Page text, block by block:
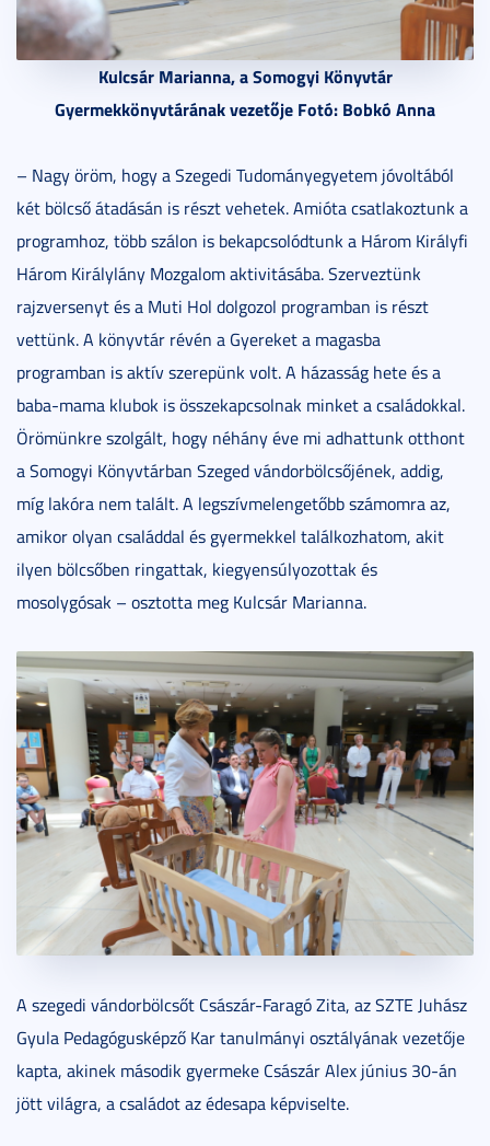
Kulcsár Marianna, a Somogyi Könyvtár
Gyermekkönyvtárának vezetője Fotó: Bobkó Anna
– Nagy öröm, hogy a Szegedi Tudományegyetem jóvoltából
két bölcső átadásán is részt vehetek. Amióta csatlakoztunk a
programhoz, több szálon is bekapcsolódtunk a Három Királyfi
Három Királylány Mozgalom aktivitásába. Szerveztünk
rajzversenyt és a Muti Hol dolgozol programban is részt
vettünk. A könyvtár révén a Gyereket a magasba
programban is aktív szerepünk volt. A házasság hete és a
baba-mama klubok is összekapcsolnak minket a családokkal.
Örömünkre szolgált, hogy néhány éve mi adhattunk otthont
a Somogyi Könyvtárban Szeged vándorbölcsőjének, addig,
míg lakóra nem talált. A legszívmelengetőbb számomra az,
amikor olyan családdal és gyermekkel találkozhatom, akit
ilyen bölcsőben ringattak, kiegyensúlyozottak és
mosolygósak – osztotta meg Kulcsár Marianna.
A szegedi vándorbölcsőt Császár-Faragó Zita, az SZTE Juhász
Gyula Pedagógusképző Kar tanulmányi osztályának vezetője
kapta, akinek második gyermeke Császár Alex június 30-án
jött világra, a családot az édesapa képviselte.